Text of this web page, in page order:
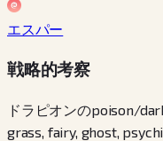
エスパー
戦略的考察
ドラピオンのpoison/
grass, fairy, ghost,